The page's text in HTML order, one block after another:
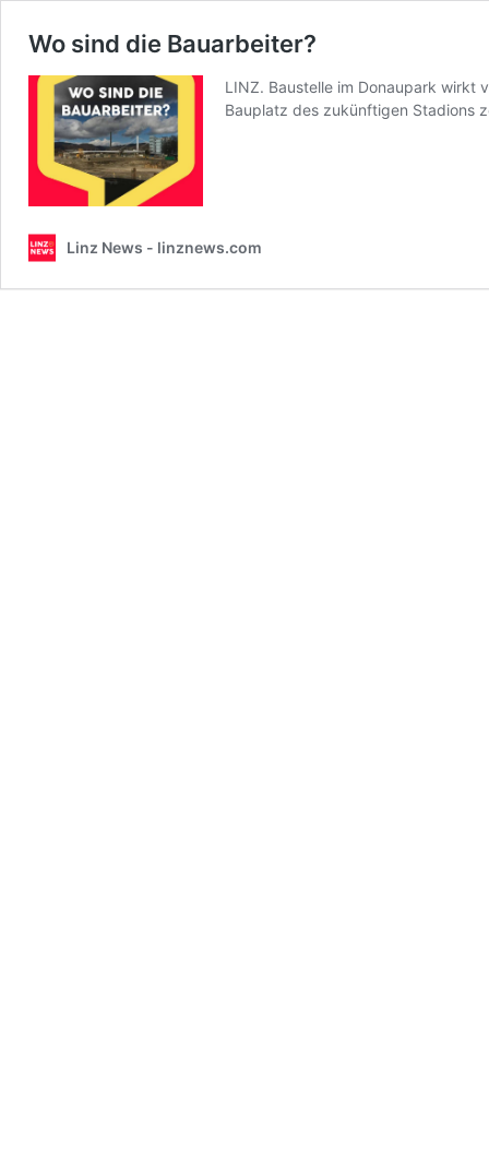
Wo sind die Bauarbeiter?
LINZ. Baustelle im Donaupark wirkt
Bauplatz des zukünftigen Stadions
Linz News - linznews.com